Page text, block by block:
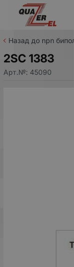
Назад до npn
2SC 1383
Арт.№: 45090